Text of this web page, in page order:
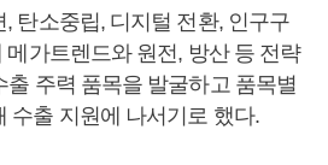
탄소중립, 디지털 전환, 인구구
메가트렌드와 원전, 방산 등 전략
출 주력 품목을 발굴하고 품목별
수출 지원에 나서기로 했다.